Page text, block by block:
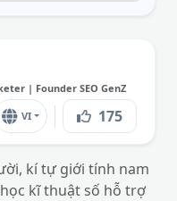
| Founder SEO GenZ
VI 175
kí tự giới tính nam
kĩ thuật số hỗ trợ